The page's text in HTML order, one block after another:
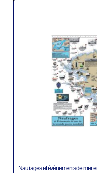
Naufrages et évènements de mer